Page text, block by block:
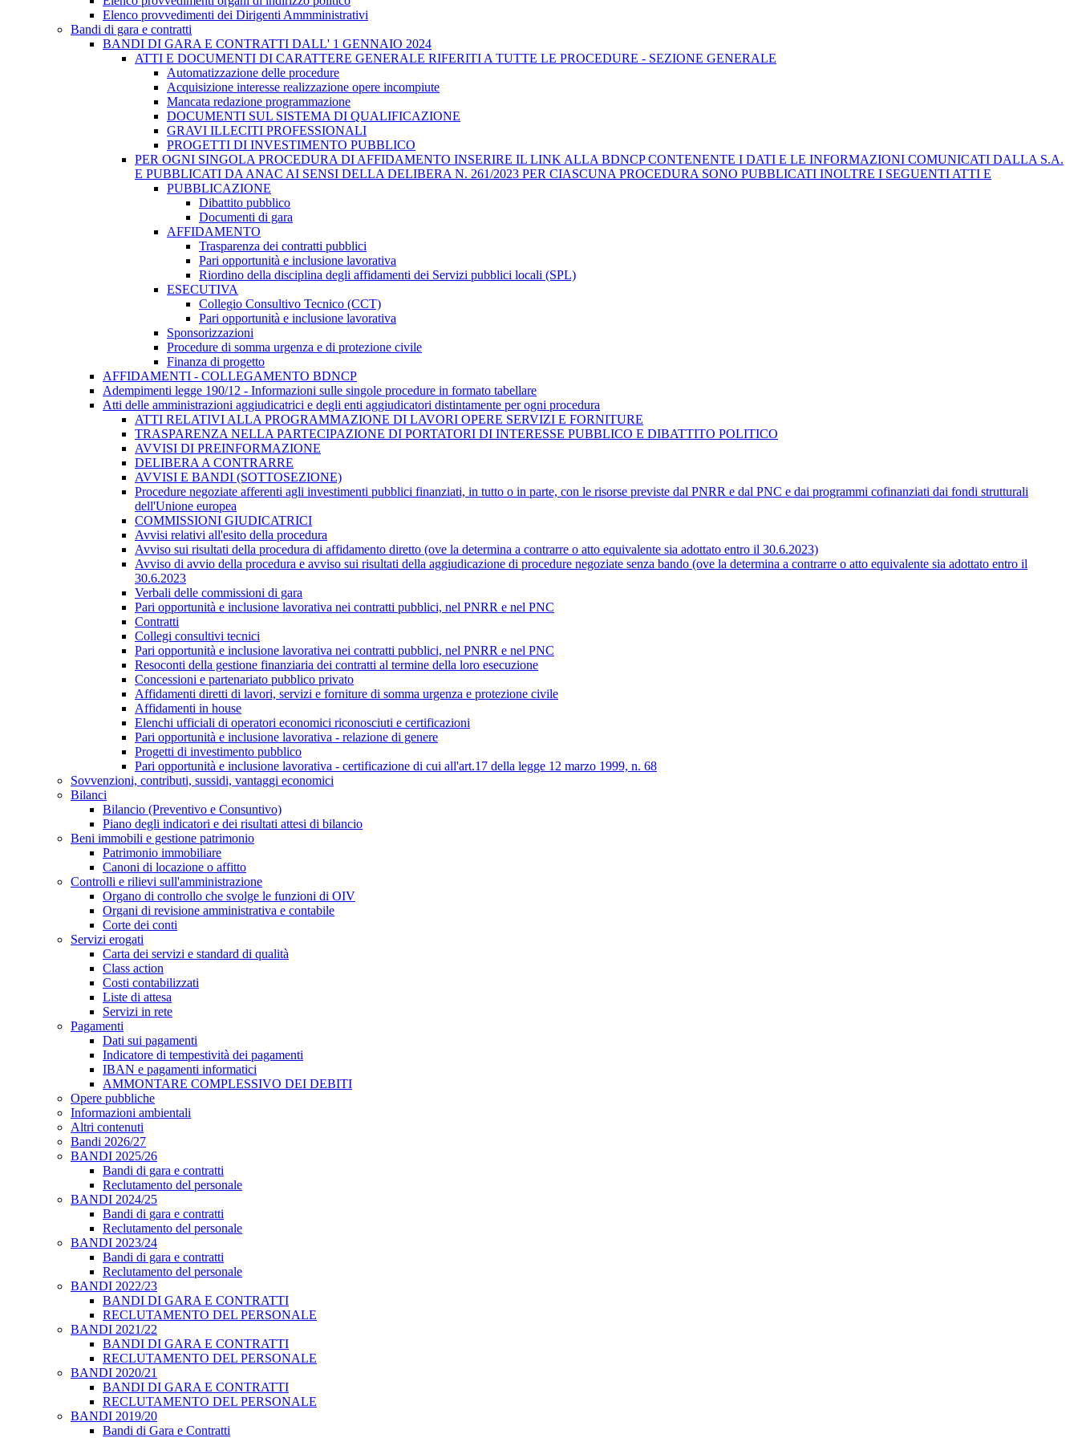
Elenco provvedimenti dei Dirigenti Ammministrativi
Bandi di gara e contratti
BANDI DI GARA E CONTRATTI DALL' 1 GENNAIO 2024
ATTI E DOCUMENTI DI CARATTERE GENERALE RIFERITI A TUTTE LE PROCEDURE - SEZIONE GENERALE
Automatizzazione delle procedure
Acquisizione interesse realizzazione opere incompiute
Mancata redazione programmazione
DOCUMENTI SUL SISTEMA DI QUALIFICAZIONE
GRAVI ILLECITI PROFESSIONALI
PROGETTI DI INVESTIMENTO PUBBLICO
PER OGNI SINGOLA PROCEDURA DI AFFIDAMENTO INSERIRE IL LINK ALLA BDNCP CONTENENTE I DATI E LE INFORMAZIONI COMUNICATI DALLA S.A.
E PUBBLICATI DA ANAC AI SENSI DELLA DELIBERA N. 261/2023 PER CIASCUNA PROCEDURA SONO PUBBLICATI INOLTRE I SEGUENTI ATTI E
PUBBLICAZIONE
Dibattito pubblico
Documenti di gara
AFFIDAMENTO
Trasparenza dei contratti pubblici
Pari opportunità e inclusione lavorativa
Riordino della disciplina degli affidamenti dei Servizi pubblici locali (SPL)
ESECUTIVA
Collegio Consultivo Tecnico (CCT)
Pari opportunità e inclusione lavorativa
Sponsorizzazioni
Procedure di somma urgenza e di protezione civile
Finanza di progetto
AFFIDAMENTI - COLLEGAMENTO BDNCP
Adempimenti legge 190/12 - Informazioni sulle singole procedure in formato tabellare
Atti delle amministrazioni aggiudicatrici e degli enti aggiudicatori distintamente per ogni procedura
ATTI RELATIVI ALLA PROGRAMMAZIONE DI LAVORI OPERE SERVIZI E FORNITURE
TRASPARENZA NELLA PARTECIPAZIONE DI PORTATORI DI INTERESSE PUBBLICO E DIBATTITO POLITICO
AVVISI DI PREINFORMAZIONE
DELIBERA A CONTRARRE
AVVISI E BANDI (SOTTOSEZIONE)
Procedure negoziate afferenti agli investimenti pubblici finanziati, in tutto o in parte, con le risorse previste dal PNRR e dal PNC e dai programmi cofinanziati dai fondi strutturali
dell'Unione europea
COMMISSIONI GIUDICATRICI
Avvisi relativi all'esito della procedura
Avviso sui risultati della procedura di affidamento diretto (ove la determina a contrarre o atto equivalente sia adottato entro il 30.6.2023)
Avviso di avvio della procedura e avviso sui risultati della aggiudicazione di procedure negoziate senza bando (ove la determina a contrarre o atto equivalente sia adottato entro il
30.6.2023
Verbali delle commissioni di gara
Pari opportunità e inclusione lavorativa nei contratti pubblici, nel PNRR e nel PNC
Contratti
Collegi consultivi tecnici
Pari opportunità e inclusione lavorativa nei contratti pubblici, nel PNRR e nel PNC
Resoconti della gestione finanziaria dei contratti al termine della loro esecuzione
Concessioni e partenariato pubblico privato
Affidamenti diretti di lavori, servizi e forniture di somma urgenza e protezione civile
Affidamenti in house
Elenchi ufficiali di operatori economici riconosciuti e certificazioni
Pari opportunità e inclusione lavorativa - relazione di genere
Progetti di investimento pubblico
Pari opportunità e inclusione lavorativa - certificazione di cui all'art.17 della legge 12 marzo 1999, n. 68
Sovvenzioni, contributi, sussidi, vantaggi economici
Bilanci
Bilancio (Preventivo e Consuntivo)
Piano degli indicatori e dei risultati attesi di bilancio
Beni immobili e gestione patrimonio
Patrimonio immobiliare
Canoni di locazione o affitto
Controlli e rilievi sull'amministrazione
Organo di controllo che svolge le funzioni di OIV
Organi di revisione amministrativa e contabile
Corte dei conti
Servizi erogati
Carta dei servizi e standard di qualità
Class action
Costi contabilizzati
Liste di attesa
Servizi in rete
Pagamenti
Dati sui pagamenti
Indicatore di tempestività dei pagamenti
IBAN e pagamenti informatici
AMMONTARE COMPLESSIVO DEI DEBITI
Opere pubbliche
Informazioni ambientali
Altri contenuti
Bandi 2026/27
BANDI 2025/26
Bandi di gara e contratti
Reclutamento del personale
BANDI 2024/25
Bandi di gara e contratti
Reclutamento del personale
BANDI 2023/24
Bandi di gara e contratti
Reclutamento del personale
BANDI 2022/23
BANDI DI GARA E CONTRATTI
RECLUTAMENTO DEL PERSONALE
BANDI 2021/22
BANDI DI GARA E CONTRATTI
RECLUTAMENTO DEL PERSONALE
BANDI 2020/21
BANDI DI GARA E CONTRATTI
RECLUTAMENTO DEL PERSONALE
BANDI 2019/20
Bandi di Gara e Contratti